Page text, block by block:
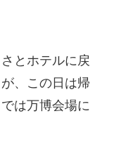
とホテルに戻
、この日は帰
は万博会場に